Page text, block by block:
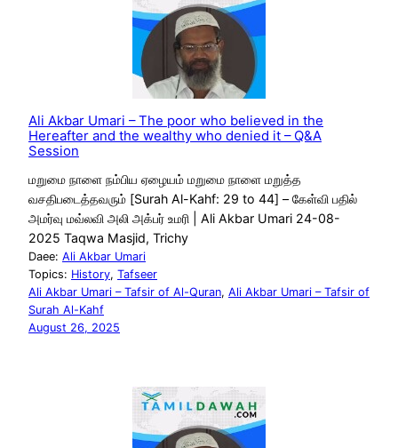
Ali Akbar Umari – The poor who believed in the
Hereafter and the wealthy who denied it – Q&A
Session
மறுமை நாளை நம்பிய ஏழையம் மறுமை நாளை மறுத்த
வசதிபடைத்தவரும் [Surah Al-Kahf: 29 to 44] – கேள்வி பதில்
அமர்வு மவ்லவி அலி அக்பர் உமரி | Ali Akbar Umari 24-08-
2025 Taqwa Masjid, Trichy
Daee: Ali Akbar Umari
Topics: History, Tafseer
Ali Akbar Umari – Tafsir of Al-Quran, Ali Akbar Umari – Tafsir of
Surah Al-Kahf
August 26, 2025